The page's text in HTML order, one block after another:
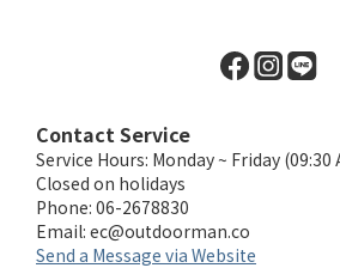
Contact Service
Service Hours: Monday ~ Friday (09:30
Closed on holidays
Phone: 06-2678830
Email: ec@outdoorman.co
Send a Message via Website